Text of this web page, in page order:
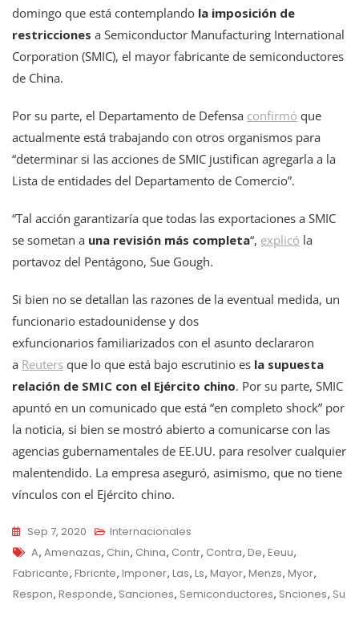
domingo que está contemplando la imposición de
restricciones a Semiconductor Manufacturing International
Corporation (SMIC), el mayor fabricante de semiconductores
de China.
Por su parte, el Departamento de Defensa confirmó que
actualmente está trabajando con otros organismos para
“determinar si las acciones de SMIC justifican agregarla a la
Lista de entidades del Departamento de Comercio”.
“Tal acción garantizaría que todas las exportaciones a SMIC
se sometan a una revisión más completa“, explicó la
portavoz del Pentágono, Sue Gough.
Si bien no se detallan las razones de la eventual medida, un
funcionario estadounidense y dos
exfuncionarios familiarizados con el asunto declararon
a Reuters que lo que está bajo escrutinio es la supuesta
relación de SMIC con el Ejército chino. Por su parte, SMIC
apuntó en un comunicado que está “en completo shock” por
la noticia, si bien se mostró abierto a comunicarse con las
agencias gubernamentales de EE.UU. para resolver cualquier
malentendido. La empresa aseguró, asimismo, que no tiene
vínculos con el Ejército chino.
Sep 7, 2020
Internacionales
Tags
A, Amenazas, Chin, China, Contr, Contra, De, Eeuu,
Fabricante, Fbricnte, Imponer, Las, Ls, Mayor, Menzs, Myor,
Respon, Responde, Sanciones, Semiconductores, Snciones, Su